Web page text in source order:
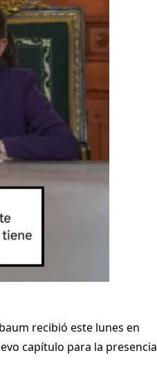
recibió este lunes en
capítulo para la presencia